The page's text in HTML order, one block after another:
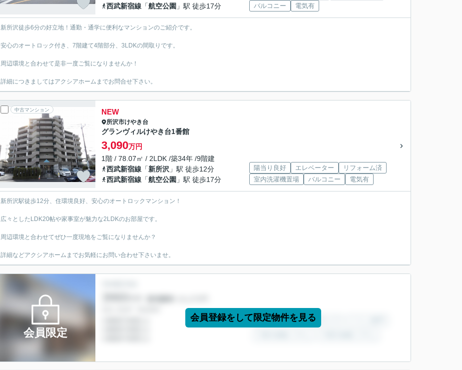
西武新宿線 「航空公園 」駅 徒歩17分
バルコニー
電気有
新所沢徒歩6分の好立地！通勤・通学に便利なマンションのご紹介です。
安心のオートロック付き、7階建て4階部分、3LDKの間取りです。
周辺環境と合わせて是非一度ご覧になりませんか！
詳細につきましてはアクシアホームまでお問合せ下さい。
中古マンション NEW
所沢市けやき台
グランヴィルけやき台1番館
3,090万円
1階 / 78.07㎡ / 2LDK /築34年 /9階建
西武新宿線 「新所沢 」駅 徒歩12分
西武新宿線 「航空公園 」駅 徒歩17分
陽当り良好 エレベーター
リフォーム済
室内洗濯機置場
バルコニー 電気有
新所沢駅徒歩12分、住環境良好、安心のオートロックマンション！
広々としたLDK20帖や家事室が魅力な2LDKのお部屋です。
周辺環境と合わせてぜひ一度現地をご覧になりませんか？
詳細などアクシアホームまでお気軽にお問い合わせ下さいませ。
会員限定
会員登録をして限定物件を見る